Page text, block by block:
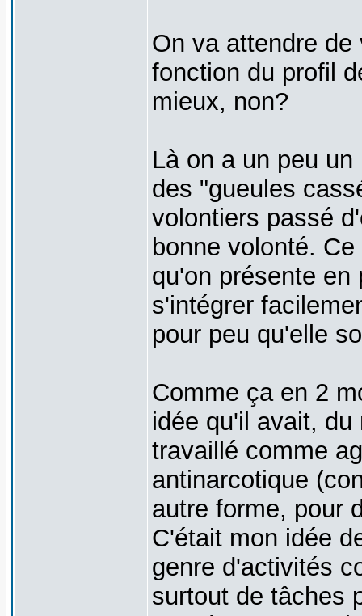
On va attendre
fonction du profil
mieux, non?
Là on a un peu
des "gueules
volontiers passé
bonne volonté.
qu'on présente
s'intégrer
pour peu qu'elle
Comme ça en 2
idée qu'il avait,
travaillé comme
antinarcotique
autre forme, pour
C'était mon idée
genre d'activités
surtout de tâches